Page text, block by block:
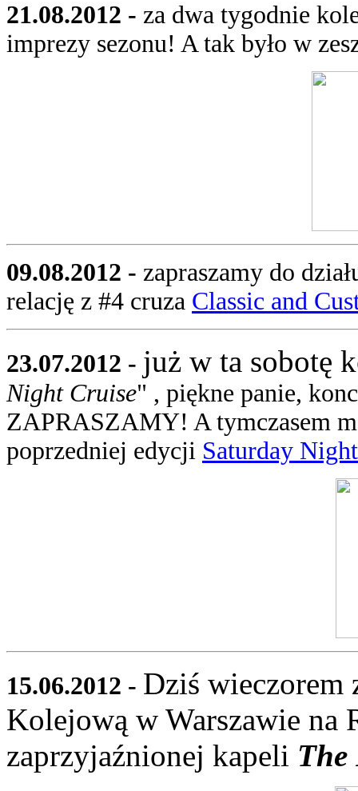
21.08.2012 - za dwa tygodnie
imprezy sezonu! A tak było w
09.08.2012 - zapraszamy do
relację z #4 cruza Classic and
23.07.2012 - już w ta sobotę
Night Cruise" , piękne panie,
ZAPRASZAMY! A tymczasem
poprzedniej edycji Saturday
15.06.2012 - Dziś wieczorem
Kolejową w Warszawie
zaprzyjaźnionej kapeli The